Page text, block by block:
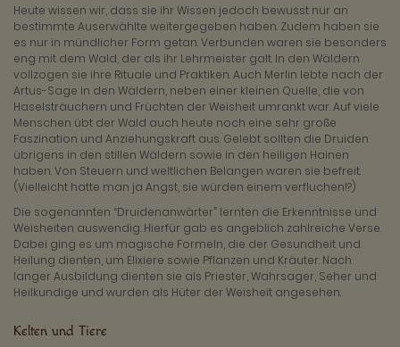
Heute wissen wir, dass sie ihr Wissen jedoch bewusst nur an
bestimmte Auserwählte weitergegeben haben. Zudem haben sie
es nur in mündlicher Form getan. Verbunden waren sie besonders
eng mit dem Wald, der als ihr Lehrmeister galt. In den Wäldern
vollzogen sie ihre Rituale und Praktiken. Auch Merlin lebte nach der
Artus-Sage in den Wäldern, neben einer kleinen Quelle, die von
Haselsträuchern und Früchten der Weisheit umrankt war. Auf viele
Menschen übt der Wald auch heute noch eine sehr große
Faszination und Anziehungskraft aus. Gelebt sollten die Druiden
übrigens in den stillen Wäldern sowie in den heiligen Hainen
haben. Von Steuern und weltlichen Belangen waren sie befreit.
(Vielleicht hatte man ja Angst, sie würden einem verfluchen!?)
Die sogenannten “Druidenanwärter” lernten die Erkenntnisse und
Weisheiten auswendig. Hierfür gab es angeblich zahlreiche Verse.
Dabei ging es um magische Formeln, die der Gesundheit und
Heilung dienten, um Elixiere sowie Pflanzen und Kräuter. Nach
langer Ausbildung dienten sie als Priester, Wahrsager, Seher und
Heilkundige und wurden als Hüter der Weisheit angesehen.
Kelten und Tiere